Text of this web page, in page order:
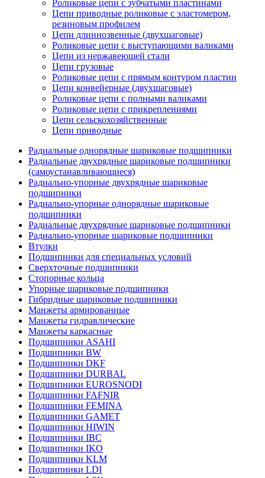
Роликовые цепи с зубчатыми пластинами
Цепи приводные роликовые с эластомером,
резиновым профилем
Цепи длиннозвенные (двухшаговые)
Роликовые цепи с выступающими валиками
Цепи из нержавеющей стали
Цепи грузовые
Роликовые цепи с прямым контуром пластин
Цепи конвейерные (двухшаговые)
Роликовые цепи с полными валиками
Роликовые цепи с прикреплениями
Цепи сельскохозяйственные
Цепи приводные
Радиальные однорядные шариковые подшипники
Радиальные двухрядные шариковые подшипники
(самоустанавливающиеся)
Радиально-упорные двухрядные шариковые
подшипники
Радиально-упорные однорядные шариковые
подшипники
Радиальные двухрядные шариковые подшипники
Радиально-упорные шариковые подшипники
Втулки
Подшипники для специальных условий
Сверхточные подшипники
Стопорные кольца
Упорные шариковые подшипники
Гибридные шариковые подшипники
Манжеты армированные
Манжеты гидравлические
Манжеты каркасные
Подшипники ASAHI
Подшипники BW
Подшипники DKF
Подшипники DURBAL
Подшипники EUROSNODI
Подшипники FAFNIR
Подшипники FEMINA
Подшипники GAMET
Подшипники HIWIN
Подшипники IBC
Подшипники IKO
Подшипники KLM
Подшипники LDI